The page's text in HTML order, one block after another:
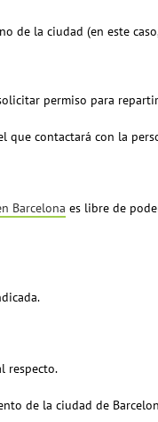
la ciudad (en este
que contactará con la
Barcelona es libre de
respecto.
de la ciudad de